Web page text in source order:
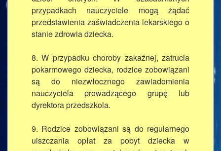
przypadkach nauczyciele mogą żądać
przedstawienia zaświadczenia lekarskiego o
stanie zdrowia dziecka.
8. W przypadku choroby zakaźnej, zatrucia
pokarmowego dziecka, rodzice zobowiązani
są do niezwłocznego zawiadomienia
nauczyciela prowadzącego grupę lub
dyrektora przedszkola.
9. Rodzice zobowiązani są do regularnego
uiszczania opłat za pobyt dziecka w